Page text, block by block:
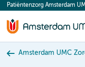
content
Patiëntenzorg Amsterdam
Amsterdam UMC